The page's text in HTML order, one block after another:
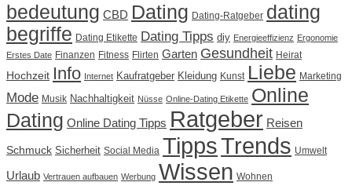
bedeutung CBD Dating Dating-Ratgeber dating
begriffe Dating Etikette Dating Tipps diy Energieeffizienz Ergonomie
Erstes Date Finanzen Fitness Flirten Garten Gesundheit Heirat
Hochzeit Info Internet Kaufratgeber Kleidung Kunst Liebe Marketing
Mode Musik Nachhaltigkeit Nüsse Online-Dating Etikette Online
Dating Online Dating Tipps Ratgeber Reisen
Schmuck Sicherheit Social Media TippsTrends Umwelt
Urlaub Vertrauen aufbauen Werbung Wissen Wohnen